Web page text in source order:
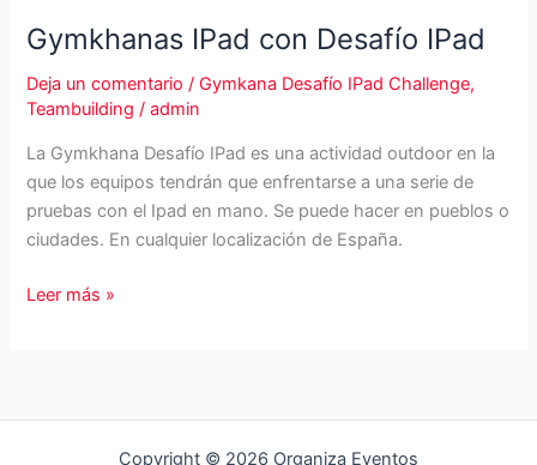
Gymkhanas IPad con Desafío IPad
Deja un comentario /Gymkana Desafío IPad Challenge,
Teambuilding /admin
La Gymkhana Desafío IPad es una actividad outdoor en la
que los equipos tendrán que enfrentarse a una serie de
pruebas con el Ipad en mano. Se puede hacer en pueblos o
ciudades. En cualquier localización de España.
Gymkhanas
Leer más »
Copyright © 2026 Organiza Eventos